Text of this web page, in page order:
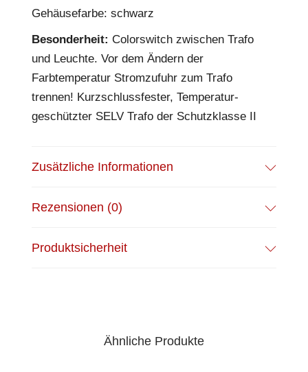
Gehäusefarbe: schwarz
Besonderheit: Colorswitch zwischen Trafo
und Leuchte. Vor dem Ändern der
Farbtemperatur Stromzufuhr zum Trafo
trennen! Kurzschlussfester, Temperatur-
geschützter SELV Trafo der Schutzklasse II
Zusätzliche Informationen
Rezensionen (0)
Produktsicherheit
Ähnliche Produkte